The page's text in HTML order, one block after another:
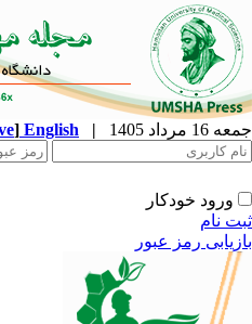
|
English
[ Archive]